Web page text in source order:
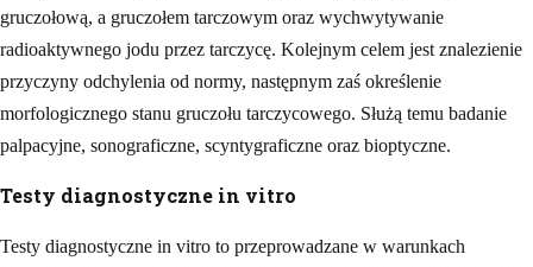
gruczołową, a gruczołem tarczowym oraz wychwytywanie
radioaktywnego jodu przez tarczycę. Kolejnym celem jest znalezienie
przyczyny odchylenia od normy, następnym zaś określenie
morfologicznego stanu gruczołu tarczycowego. Służą temu badanie
palpacyjne, sonograficzne, scyntygraficzne oraz bioptyczne.
Testy diagnostyczne in vitro
Testy diagnostyczne in vitro to przeprowadzane w warunkach